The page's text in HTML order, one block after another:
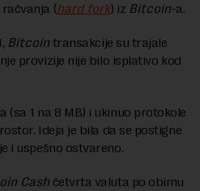
(hard fork) iz Bitcoin-a.
Bitcoin transakcije su trajale
provizije nije bilo isplativo kod
(sa 1 na 8 MB) i ukinuo protokole
Ideja je bila da se postigne
i uspešno ostvareno.
Cashčetvrta valuta po obimu